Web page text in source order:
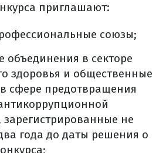
приглашают:
союзы;
объединения в секторе
здоровья и общественные
сфере предотвращения
зарегистрированные не
года до даты решения о